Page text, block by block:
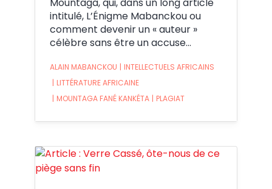
intitulé, L’Énigme Mabanckou ou
comment devenir un « auteur »
célèbre sans être un accuse…
ALAIN MABANCKOU | INTELLECTUELS AFRICAINS
| LITTÉRATURE AFRICAINE
| MOUNTAGA FANÉ KANKÉTA | PLAGIAT